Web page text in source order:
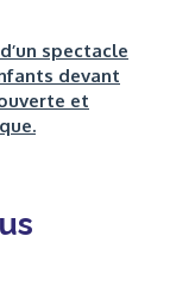
spectacle
devant
et